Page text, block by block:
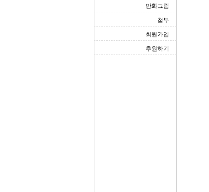
만화그림
첨부
회원가입
후원하기